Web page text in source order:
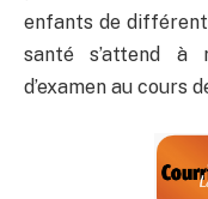
enfants de
santé s’attend à
d’examen au cours